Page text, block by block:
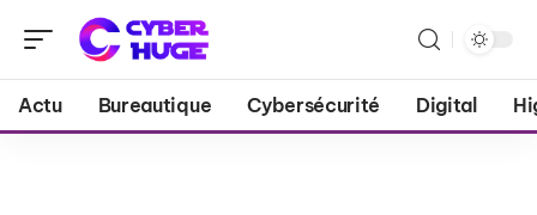
Actu Bureautique Cybersécurité Digital